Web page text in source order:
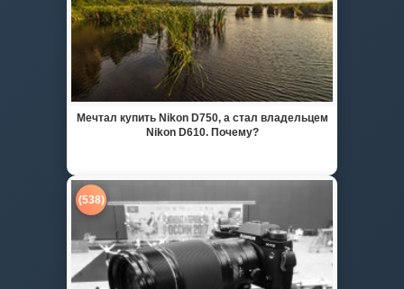
Мечтал купить Nikon D750, а стал владельцем
Nikon D610. Почему?
(538)